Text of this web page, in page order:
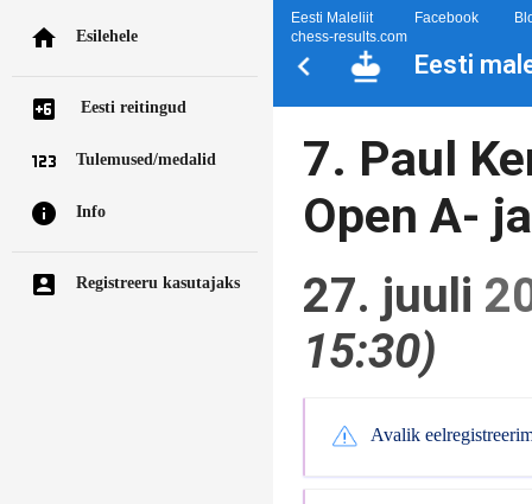
Esilehele
Eesti reitingud
Tulemused/medalid
Info
Registreeru kasutajaks
Eesti Maleliit Facebook
chess-results.com
Eesti
7. Paul
Open A-
27. juuli
15:30)
Avalik